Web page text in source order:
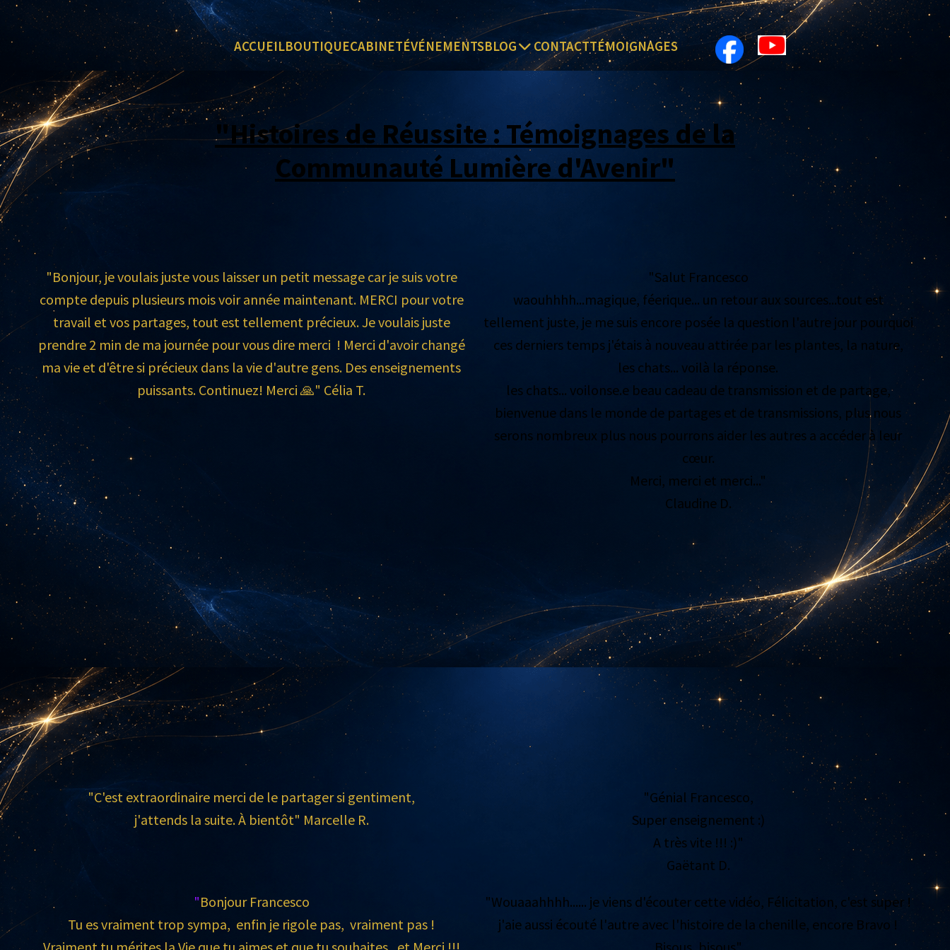
ACCUEILBOUTIQUECABINETÉVÉNEMENTSBLOG CONTACTTÉMOIGNAGES
"Histoires de Réussite : Témoignages de la
Communauté Lumière d'Avenir"
"Bonjour, je voulais juste vous laisser un petit message car je suis votre
compte depuis plusieurs mois voir année maintenant. MERCI pour votre
travail et vos partages, tout est tellement précieux. Je voulais juste
prendre 2 min de ma journée pour vous dire merci ! Merci d'avoir changé
ma vie et d'être si précieux dans la vie d'autre gens. Des enseignements
puissants. Continuez! Merci 🙏" Célia T.
"Salut Francesco
waouhhhh...magique, féerique... un retour aux sources...tout est
tellement juste, je me suis encore posée la question l'autre jour pourquoi
ces derniers temps j'étais à nouveau attirée par les plantes, la nature,
les chats... voilà la réponse.
les chats... voilonse.e beau cadeau de transmission et de partage,
bienvenue dans le monde de partages et de transmissions, plus nous
serons nombreux plus nous pourrons aider les autres a accéder à leur
cœur.
Merci, merci et merci..."
Claudine D.
"C'est extraordinaire merci de le partager si gentiment,
j'attends la suite. À bientôt" Marcelle R.
"Génial Francesco,
Super enseignement :)
A très vite !!! :)"
Gaëtant D.
"Bonjour Francesco
Tu es vraiment trop sympa, enfin je rigole pas, vraiment pas !
"Wouaaahhhh...... je viens d'écouter cette vidéo, Félicitation, c'est super !
j'aie aussi écouté l'autre avec l'histoire de la chenille, encore Bravo !